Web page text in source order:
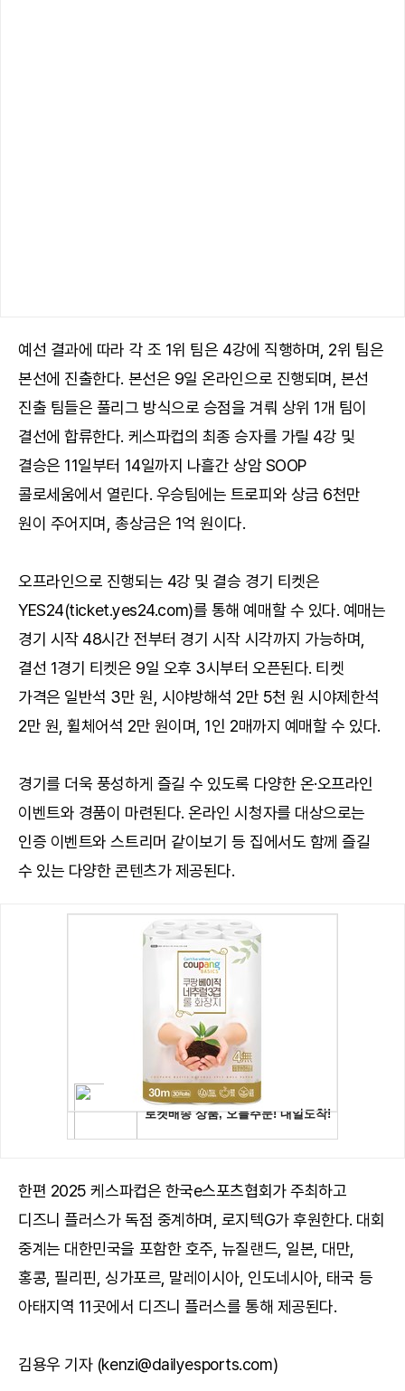
예선 결과에 따라 각 조 1위 팀은 4강에 직행하며, 2위 팀은
본선에 진출한다. 본선은 9일 온라인으로 진행되며, 본선
진출 팀들은 풀리그 방식으로 승점을 겨뤄 상위 1개 팀이
결선에 합류한다. 케스파컵의 최종 승자를 가릴 4강 및
결승은 11일부터 14일까지 나흘간 상암 SOOP
콜로세움에서 열린다. 우승팀에는 트로피와 상금 6천만
원이 주어지며, 총상금은 1억 원이다.
오프라인으로 진행되는 4강 및 결승 경기 티켓은
YES24(ticket.yes24.com)를 통해 예매할 수 있다. 예매는
경기 시작 48시간 전부터 경기 시작 시각까지 가능하며,
결선 1경기 티켓은 9일 오후 3시부터 오픈된다. 티켓
가격은 일반석 3만 원, 시야방해석 2만 5천 원 시야제한석
2만 원, 휠체어석 2만 원이며, 1인 2매까지 예매할 수 있다.
경기를 더욱 풍성하게 즐길 수 있도록 다양한 온·오프라인
이벤트와 경품이 마련된다. 온라인 시청자를 대상으로는
인증 이벤트와 스트리머 같이보기 등 집에서도 함께 즐길
수 있는 다양한 콘텐츠가 제공된다.
한편 2025 케스파컵은 한국e스포츠협회가 주최하고
디즈니 플러스가 독점 중계하며, 로지텍G가 후원한다. 대회
중계는 대한민국을 포함한 호주, 뉴질랜드, 일본, 대만,
홍콩, 필리핀, 싱가포르, 말레이시아, 인도네시아, 태국 등
아태지역 11곳에서 디즈니 플러스를 통해 제공된다.
김용우 기자 (kenzi@dailyesports.com)